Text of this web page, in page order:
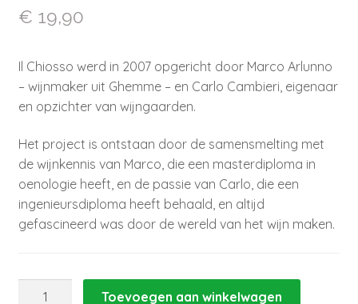
€ 19,90
Il Chiosso werd in 2007 opgericht door Marco Arlunno
– wijnmaker uit Ghemme – en Carlo Cambieri, eigenaar
en opzichter van wijngaarden.
Het project is ontstaan ​​door de samensmelting met
de wijnkennis van Marco, die een masterdiploma in
oenologie heeft, en de passie van Carlo, die een
ingenieursdiploma heeft behaald, en altijd
gefascineerd was door de wereld van het wijn maken.
Toevoegen aan winkelwagen